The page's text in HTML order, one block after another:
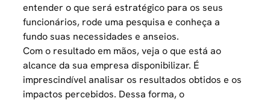
entender o que será estratégico para os seus
funcionários, rode uma pesquisa e conheça a
fundo suas necessidades e anseios.
Com o resultado em mãos, veja o que está ao
alcance da sua empresa disponibilizar. É
imprescindível analisar os resultados obtidos e os
impactos percebidos. Dessa forma, o